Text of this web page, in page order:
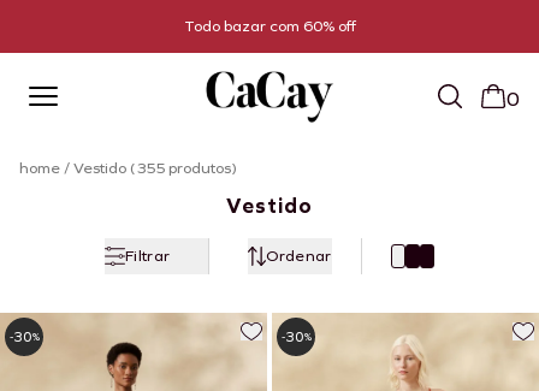
Todo bazar com 60% off
0
home/Vestido (355 produtos)
Vestido
Filtrar Ordenar
-30% -30%